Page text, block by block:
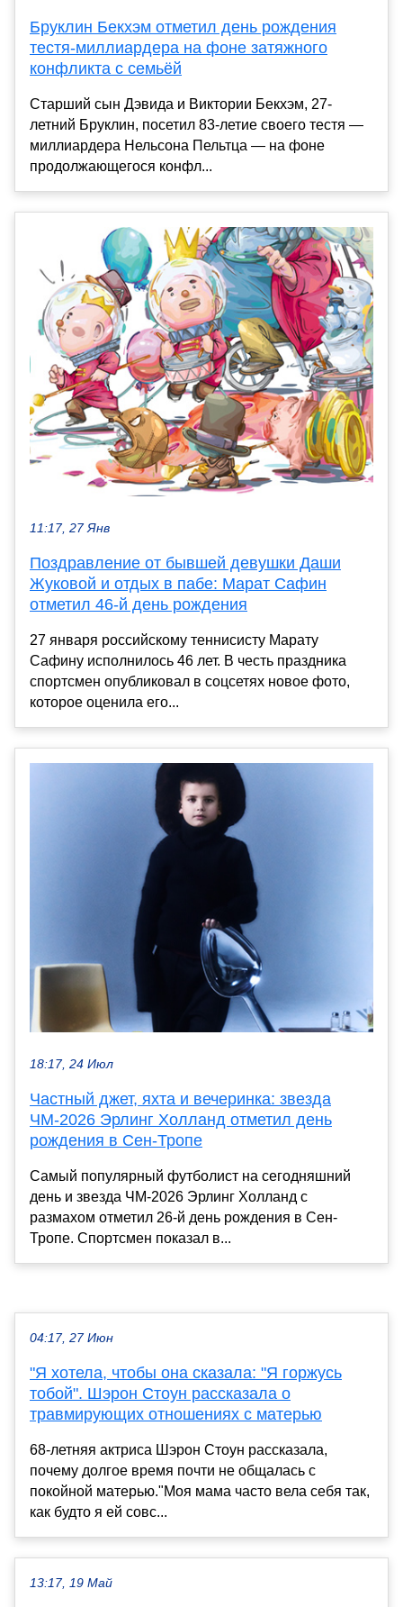
Бруклин Бекхэм отметил день рождения
тестя-миллиардера на фоне затяжного
конфликта с семьёй
Старший сын Дэвида и Виктории Бекхэм, 27-
летний Бруклин, посетил 83-летие своего тестя —
миллиардера Нельсона Пельтца — на фоне
продолжающегося конфл...
11:17, 27 Янв
Поздравление от бывшей девушки Даши
Жуковой и отдых в пабе: Марат Сафин
отметил 46-й день рождения
27 января российскому теннисисту Марату
Сафину исполнилось 46 лет. В честь праздника
спортсмен опубликовал в соцсетях новое фото,
которое оценила его...
18:17, 24 Июл
Частный джет, яхта и вечеринка: звезда
ЧМ-2026 Эрлинг Холланд отметил день
рождения в Сен-Тропе
Самый популярный футболист на сегодняшний
день и звезда ЧМ-2026 Эрлинг Холланд с
размахом отметил 26-й день рождения в Сен-
Тропе. Спортсмен показал в...
04:17, 27 Июн
"Я хотела, чтобы она сказала: "Я горжусь
тобой". Шэрон Стоун рассказала о
травмирующих отношениях с матерью
68-летняя актриса Шэрон Стоун рассказала,
почему долгое время почти не общалась с
покойной матерью."Моя мама часто вела себя так,
как будто я ей совс...
13:17, 19 Май